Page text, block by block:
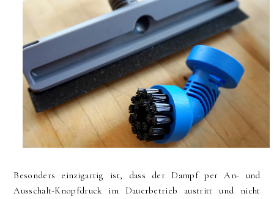
Besonders einzigartig ist, dass der Dampf per An- und
Ausschalt-Knopfdruck im Dauerbetrieb austritt und nicht